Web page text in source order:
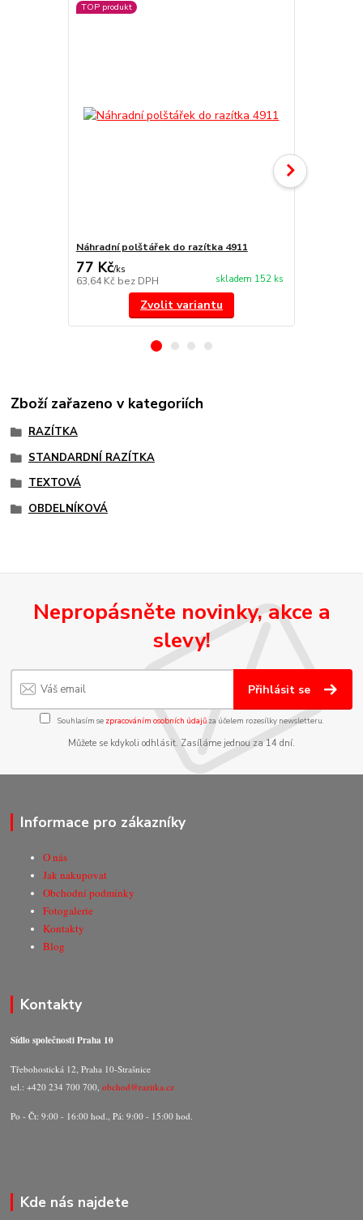
TOP produkt
Náhradní polštářek do razítka 4911
77 Kč/ks
63,64 Kč bez DPH skladem 152 ks
Zvolit variantu
Zboží zařazeno v kategoriích
RAZÍTKA
STANDARDNÍ RAZÍTKA
TEXTOVÁ
OBDELNÍKOVÁ
Nepropásněte novinky, akce a
slevy!
Přihlásit se
Souhlasím se zpracováním osobních údajůza účelem rozesílky newsletteru.
Můžete se kdykoli odhlásit. Zasíláme jednou za 14 dní.
Informace pro zákazníky
O nás
Jak nakupovat
Obchodní podmínky
Fotogalerie
Kontakty
Blog
Kontakty
Sídlo společnosti Praha 10
Třebohostická 12, Praha 10-Strašnice
tel.: +420 234 700 700,obchod@razitka.cz
Po - Čt: 9:00 - 16:00 hod., Pá: 9:00 - 15:00 hod.
Kde nás najdete